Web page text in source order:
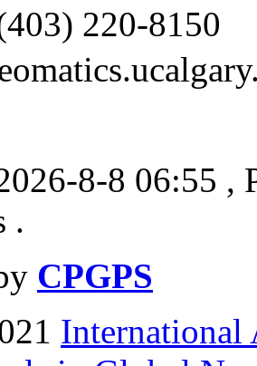
220-8150
8-8 06:55 ,
.
CPGPS
International